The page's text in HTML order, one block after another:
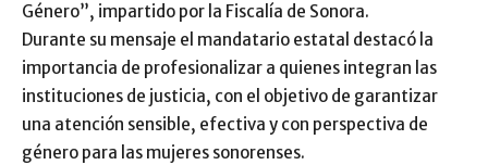
Género”, impartido por la Fiscalía de Sonora.
Durante su mensaje el mandatario estatal destacó la
importancia de profesionalizar a quienes integran las
instituciones de justicia, con el objetivo de garantizar
una atención sensible, efectiva y con perspectiva de
género para las mujeres sonorenses.